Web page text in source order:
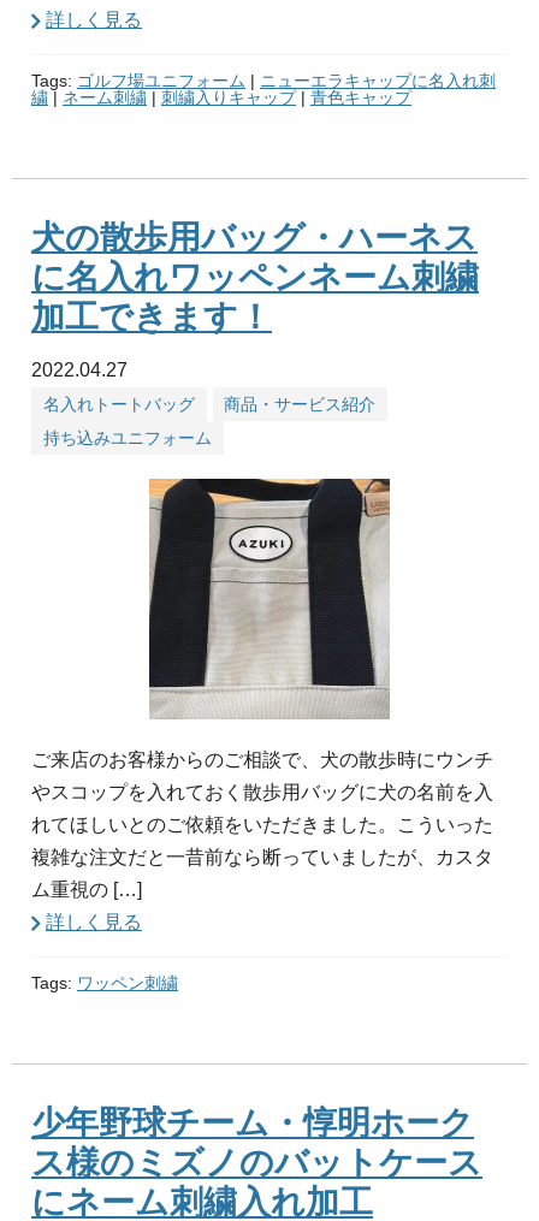
詳しく見る
Tags: ゴルフ場ユニフォーム | ニューエラキャップに名入れ刺
繍 | ネーム刺繍 | 刺繍入りキャップ| 青色キャップ
犬の散歩用バッグ・ハーネス
に名入れワッペンネーム刺繍
加工できます！
2022.04.27
名入れトートバッグ
商品・サービス紹介
持ち込みユニフォーム
ご来店のお客様からのご相談で、犬の散歩時にウンチ
やスコップを入れておく散歩用バッグに犬の名前を入
れてほしいとのご依頼をいただきました。こういった
複雑な注文だと一昔前なら断っていましたが、カスタ
ム重視の […]
詳しく見る
Tags: ワッペン刺繍
少年野球チーム・惇明ホーク
ス様のミズノのバットケース
にネーム刺繍入れ加工